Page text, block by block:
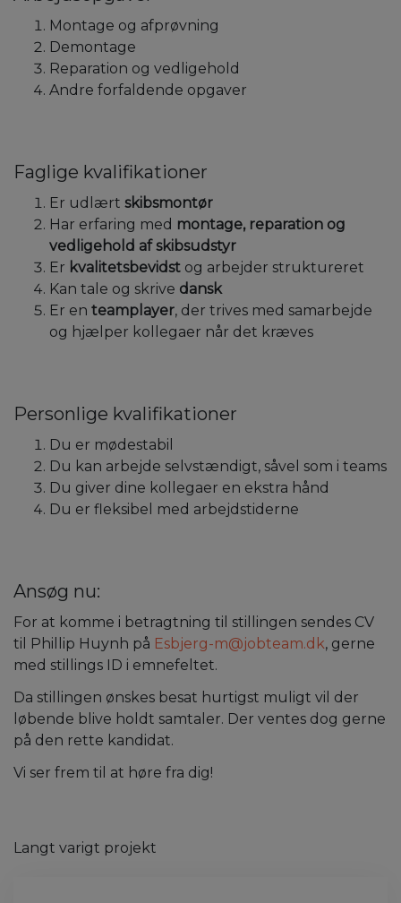
Montage og afprøvning
Demontage
Reparation og vedligehold
Andre forfaldende opgaver
Faglige kvalifikationer
Er udlært skibsmontør
Har erfaring med montage, reparation og
vedligehold af skibsudstyr
Er kvalitetsbevidst og arbejder struktureret
Kan tale og skrive dansk
Er en teamplayer, der trives med samarbejde
og hjælper kollegaer når det kræves
Personlige kvalifikationer
Du er mødestabil
Du kan arbejde selvstændigt, såvel som i teams
Du giver dine kollegaer en ekstra hånd
Du er fleksibel med arbejdstiderne
Ansøg nu:
For at komme i betragtning til stillingen sendes CV
til Phillip Huynh på Esbjerg-m@jobteam.dk, gerne
med stillings ID i emnefeltet.
Da stillingen ønskes besat hurtigst muligt vil der
løbende blive holdt samtaler. Der ventes dog gerne
på den rette kandidat.
Vi ser frem til at høre fra dig!
Langt varigt projekt